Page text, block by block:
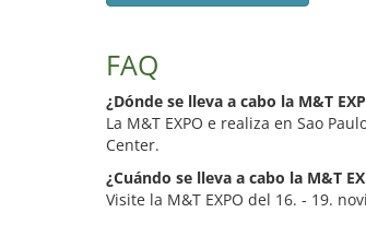
FAQ
¿Dónde se lleva a cabo la M&T
La M&T EXPO e realiza en Sao
Center.
¿Cuándo se lleva a cabo la M&T
Visite la M&T EXPO del 16. - 19.